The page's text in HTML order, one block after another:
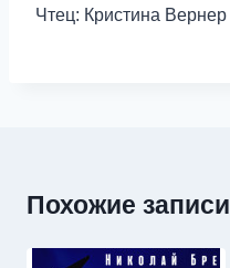
Чтец: Кристина Вернер
Похожие записи